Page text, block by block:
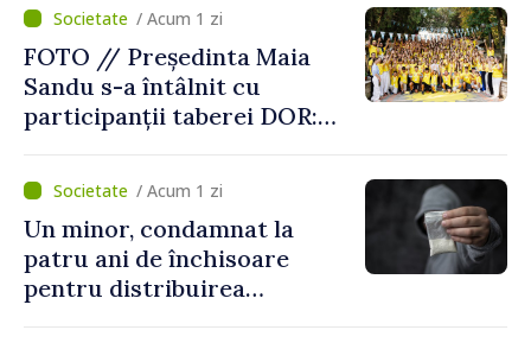
/ Acum 1 zi
FOTO // Președinta Maia
Sandu s-a întâlnit cu
participanții taberei DOR:
noastră rămâne puternică”
/ Acum 1 zi
Un minor, condamnat la
patru ani de închisoare
pentru distribuirea